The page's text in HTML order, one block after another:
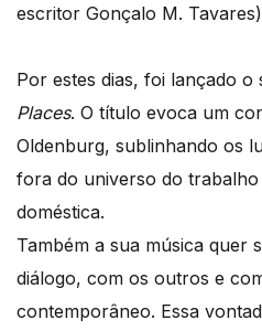
escritor Gonçalo M.
Por estes dias, foi lançado o
Places. O título evoca um
Oldenburg, sublinhando os
fora do universo do trabalho
doméstica.
Também a sua música quer
diálogo, com os outros e
contemporâneo. Essa